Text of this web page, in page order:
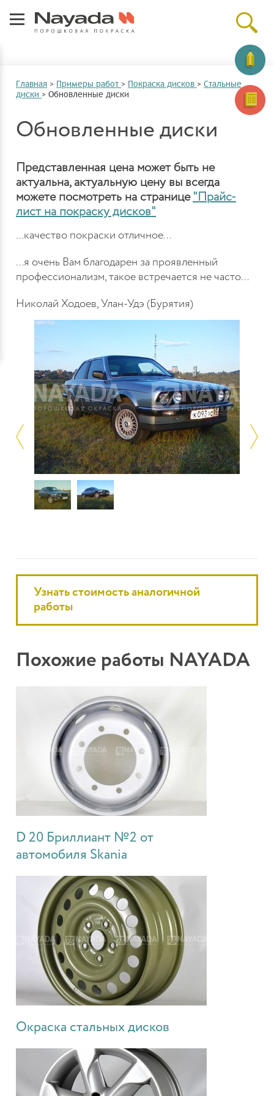
Главная > Примеры работ > Покраска дисков > Стальные
диски > Обновленные диски
Обновленные диски
Представленная цена может быть не
актуальна, актуальную цену вы всегда
можете посмотреть на странице "Прайс-
лист на покраску дисков"
...качество покраски отличное...
...я очень Вам благодарен за проявленный
профессионализм, такое встречается не часто...
Николай Ходоев, Улан-Удэ (Бурятия)
Узнать стоимость аналогичной
работы
Похожие работы NAYADA
D 20 Бриллиант №2 от
автомобиля Skania
Окраска стальных дисков